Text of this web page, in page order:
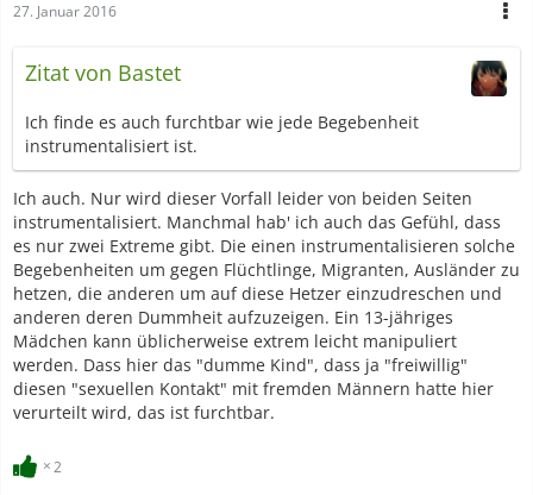
27. Januar 2016
Zitat von Bastet
Ich finde es auch furchtbar wie jede Begebenheit
instrumentalisiert ist.
Ich auch. Nur wird dieser Vorfall leider von beiden Seiten
instrumentalisiert. Manchmal hab' ich auch das Gefühl, dass
es nur zwei Extreme gibt. Die einen instrumentalisieren solche
Begebenheiten um gegen Flüchtlinge, Migranten, Ausländer zu
hetzen, die anderen um auf diese Hetzer einzudreschen und
anderen deren Dummheit aufzuzeigen. Ein 13-jähriges
Mädchen kann üblicherweise extrem leicht manipuliert
werden. Dass hier das "dumme Kind", dass ja "freiwillig"
diesen "sexuellen Kontakt" mit fremden Männern hatte hier
verurteilt wird, das ist furchtbar.
2